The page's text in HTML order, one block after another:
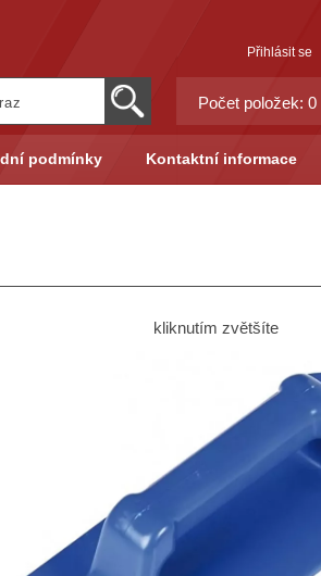
Přihlásit se
Počet položek: 0
podmínky Kontaktní informace
kliknutím zvětšíte